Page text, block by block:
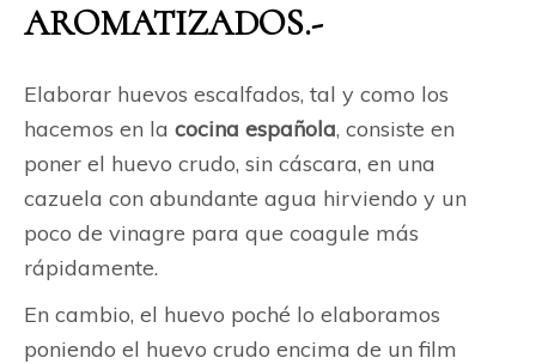
AROMATIZADOS.-
Elaborar huevos escalfados, tal y como los
hacemos en la cocina española, consiste en
poner el huevo crudo, sin cáscara, en una
cazuela con abundante agua hirviendo y un
poco de vinagre para que coagule más
rápidamente.
En cambio, el huevo poché lo elaboramos
poniendo el huevo crudo encima de un film